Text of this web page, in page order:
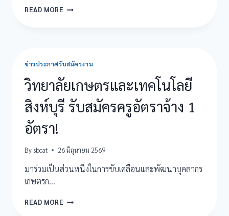
READ MORE วิทยาลัย
สมัคร
คน
งาน
ฟาร์ม
4
ข่าวประกาศรับสมัครงาน
วิทยาลัยเกษตรและเทคโนโลยี
สิงห์บุรี รับสมัครครูอัตราจ้าง 1
อัตรา!
By sbcat 26 มิถุนายน 2569
มาร่วมเป็นส่วนหนึ่งในการขับเคลื่อนและพัฒนาบุคลากร
เกษตรก…
READ MORE วิทยาลัย